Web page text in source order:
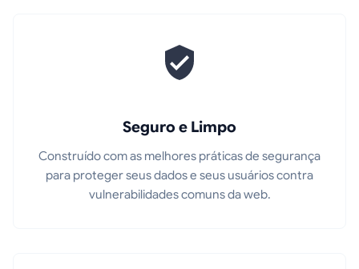
Seguro e Limpo
Construído com as melhores práticas de segurança
para proteger seus dados e seus usuários contra
vulnerabilidades comuns da web.